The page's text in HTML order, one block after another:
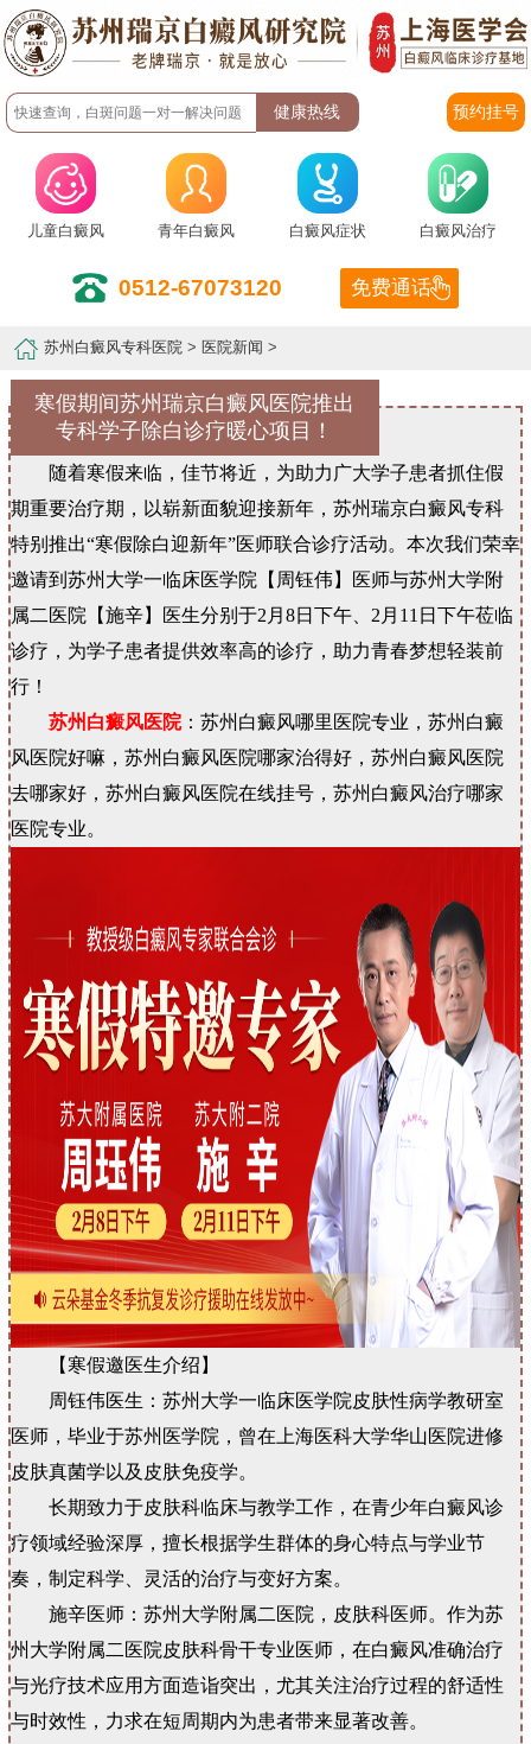
预约挂号
儿童白癜风 青年白癜风 白癜风症状 白癜风治疗
0512-67073120 免费通话
苏州白癜风专科医院 > 医院新闻 >
寒假期间苏州瑞京白癜风医院推出
专科学子除白诊疗暖心项目！
随着寒假来临，佳节将近，为助力广大学子患者抓住假
期重要治疗期，以崭新面貌迎接新年，苏州瑞京白癜风专科
特别推出“寒假除白迎新年”医师联合诊疗活动。本次我们荣幸
邀请到苏州大学一临床医学院【周钰伟】医师与苏州大学附
属二医院【施辛】医生分别于2月8日下午、2月11日下午莅临
诊疗，为学子患者提供效率高的诊疗，助力青春梦想轻装前
行！
苏州白癜风医院：苏州白癜风哪里医院专业，苏州白癜
风医院好嘛，苏州白癜风医院哪家治得好，苏州白癜风医院
去哪家好，苏州白癜风医院在线挂号，苏州白癜风治疗哪家
医院专业。
【寒假邀医生介绍】
周钰伟医生：苏州大学一临床医学院皮肤性病学教研室
医师，毕业于苏州医学院，曾在上海医科大学华山医院进修
皮肤真菌学以及皮肤免疫学。
长期致力于皮肤科临床与教学工作，在青少年白癜风诊
疗领域经验深厚，擅长根据学生群体的身心特点与学业节
奏，制定科学、灵活的治疗与变好方案。
施辛医师：苏州大学附属二医院，皮肤科医师。作为苏
州大学附属二医院皮肤科骨干专业医师，在白癜风准确治疗
与光疗技术应用方面造诣突出，尤其关注治疗过程的舒适性
与时效性，力求在短周期内为患者带来显著改善。